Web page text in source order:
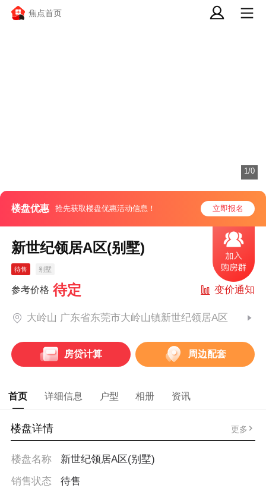
焦点首页
楼盘优惠 抢先获取楼盘优惠活动信息！ 立即报名
1/0
新世纪领居A区(别墅)
待售 别墅
参考价格 待定 变价通知
大岭山 广东省东莞市大岭山镇新世纪领居A区
房贷计算 周边配套
首页 详细信息 户型 相册 资讯
楼盘详情 更多
楼盘名称
新世纪领居A区(别墅)
销售状态
待售